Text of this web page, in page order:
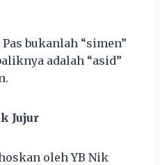
bukanlah “simen”
adalah “asid”
Jujur
oleh YB Nik